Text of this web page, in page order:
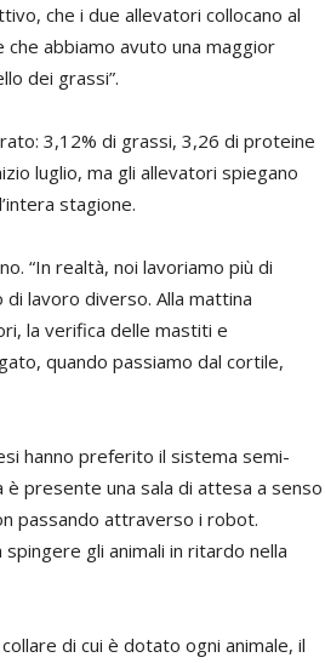
che i due allevatori collocano al
abbiamo avuto una maggior
dei grassi”.
3,12% di grassi, 3,26 di proteine
luglio, ma gli allevatori spiegano
stagione.
“In realtà, noi lavoriamo più di
lavoro diverso. Alla mattina
la verifica delle mastiti e
quando passiamo dal cortile,
hanno preferito il sistema semi-
presente una sala di attesa a senso
passando attraverso i robot.
gli animali in ritardo nella
di cui è dotato ogni animale, il